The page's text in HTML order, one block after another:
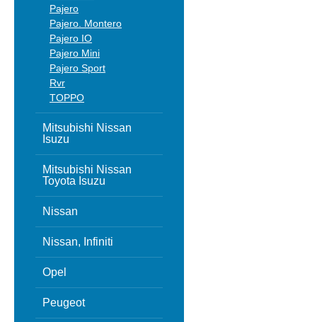
Pajero
Pajero. Montero
Pajero IO
Pajero Mini
Pajero Sport
Rvr
TOPPO
Mitsubishi Nissan
Isuzu
Mitsubishi Nissan
Toyota Isuzu
Nissan
Nissan, Infiniti
Opel
Peugeot